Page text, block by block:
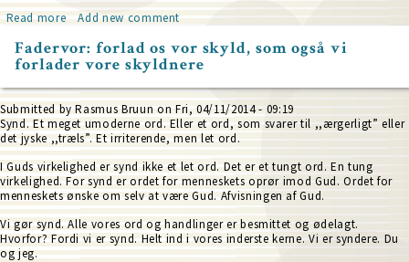
Read moreabout
led
os
ind
i
fristelse
Add new comment
Fadervor: forlad os vor skyld, som også vi
forlader vore skyldnere
Submitted byRasmus Bruun on Fri, 04/11/2014 - 09:19
Synd. Et meget umoderne ord. Eller et ord, som svarer til ,,ærgerligt” eller
det jyske ,,træls”. Et irriterende, men let ord.
I Guds virkelighed er synd ikke et let ord. Det er et tungt ord. En tung
virkelighed. For synd er ordet for menneskets oprør imod Gud. Ordet for
menneskets ønske om selv at være Gud. Afvisningen af Gud.
Vi gør synd. Alle vores ord og handlinger er besmittet og ødelagt.
Hvorfor? Fordi vi er synd. Helt ind i vores inderste kerne. Vi er syndere. Du
og jeg.